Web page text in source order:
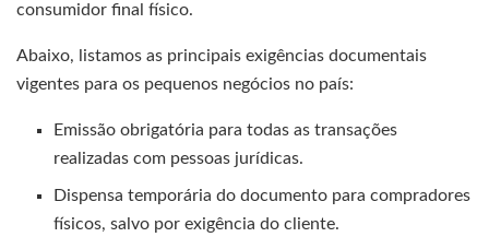
consumidor final físico.
Abaixo, listamos as principais exigências documentais
vigentes para os pequenos negócios no país:
Emissão obrigatória para todas as transações
realizadas com pessoas jurídicas.
Dispensa temporária do documento para compradores
físicos, salvo por exigência do cliente.